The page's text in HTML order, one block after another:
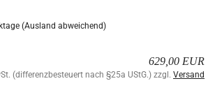
(Ausland abweichend)
629,00 EUR
(differenzbesteuert nach §25a UStG.) zzgl. Versand